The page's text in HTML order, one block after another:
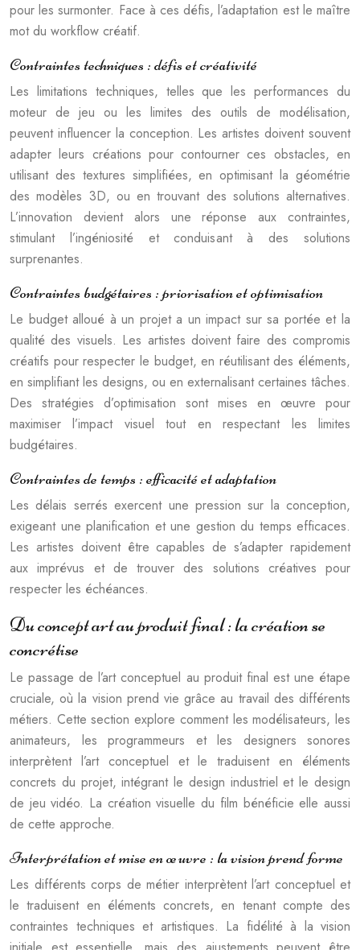
pour les surmonter. Face à ces défis, l’adaptation est le maître
mot du workflow créatif.
Contraintes techniques : défis et créativité
Les limitations techniques, telles que les performances du
moteur de jeu ou les limites des outils de modélisation,
peuvent influencer la conception. Les artistes doivent souvent
adapter leurs créations pour contourner ces obstacles, en
utilisant des textures simplifiées, en optimisant la géométrie
des modèles 3D, ou en trouvant des solutions alternatives.
L’innovation devient alors une réponse aux contraintes,
stimulant l’ingéniosité et conduisant à des solutions
surprenantes.
Contraintes budgétaires : priorisation et optimisation
Le budget alloué à un projet a un impact sur sa portée et la
qualité des visuels. Les artistes doivent faire des compromis
créatifs pour respecter le budget, en réutilisant des éléments,
en simplifiant les designs, ou en externalisant certaines tâches.
Des stratégies d’optimisation sont mises en œuvre pour
maximiser l’impact visuel tout en respectant les limites
budgétaires.
Contraintes de temps : efficacité et adaptation
Les délais serrés exercent une pression sur la conception,
exigeant une planification et une gestion du temps efficaces.
Les artistes doivent être capables de s’adapter rapidement
aux imprévus et de trouver des solutions créatives pour
respecter les échéances.
Du concept art au produit final : la création se
concrétise
Le passage de l’art conceptuel au produit final est une étape
cruciale, où la vision prend vie grâce au travail des différents
métiers. Cette section explore comment les modélisateurs, les
animateurs, les programmeurs et les designers sonores
interprètent l’art conceptuel et le traduisent en éléments
concrets du projet, intégrant le design industriel et le design
de jeu vidéo. La création visuelle du film bénéficie elle aussi
de cette approche.
Interprétation et mise en œuvre : la vision prend forme
Les différents corps de métier interprètent l’art conceptuel et
le traduisent en éléments concrets, en tenant compte des
contraintes techniques et artistiques. La fidélité à la vision